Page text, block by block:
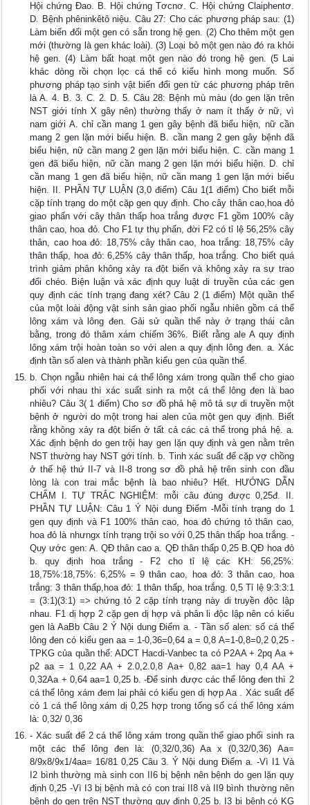
Hội chứng Đao. B. Hội chứng Tơcnơ. C. Hội chứng Claiphentơ.
D. Bệnh phêninkêtô niệu. Câu 27: Cho các phương pháp sau: (1)
Làm biến đổi một gen có sẵn trong hệ gen. (2) Cho thêm một gen
mới (thường là gen khác loài). (3) Loại bỏ một gen nào đó ra khỏi
hệ gen. (4) Làm bất hoạt một gen nào đó trong hệ gen. (5 Lai
khác dòng rồi chọn lọc cá thể có kiểu hình mong muốn. Số
phương pháp tạo sinh vật biến đổi gen từ các phương pháp trên
là A. 4. B. 3. C. 2. D. 5. Câu 28: Bệnh mù màu (do gen lặn trên
NST giới tính X gây nên) thường thấy ở nam ít thấy ở nữ, vì
nam giới A. chỉ cần mang 1 gen gây bệnh đã biểu hiện, nữ cần
mang 2 gen lặn mới biểu hiện. B. cần mang 2 gen gây bệnh đã
biểu hiện, nữ cần mang 2 gen lặn mới biểu hiện. C. cần mang 1
gen đã biểu hiện, nữ cần mang 2 gen lặn mới biểu hiện. D. chỉ
cần mang 1 gen đã biểu hiện, nữ cần mang 1 gen lặn mới biểu
hiện. II. PHẦN TỰ LUẬN (3,0 điểm) Câu 1(1 điểm) Cho biết mỗi
cặp tính trạng do một cặp gen quy định. Cho cây thân cao,hoa đỏ
giao phấn với cây thân thấp hoa trắng được F1 gồm 100% cây
thân cao, hoa đỏ. Cho F1 tự thụ phấn, đời F2 có tỉ lệ 56,25% cây
thân, cao hoa đỏ: 18,75% cây thân cao, hoa trắng: 18,75% cây
thân thấp, hoa đỏ: 6,25% cây thân thấp, hoa trắng. Cho biết quá
trình giảm phân không xảy ra đột biến và không xảy ra sự trao
đổi chéo. Biện luận và xác định quy luật di truyền của các gen
quy định các tính trạng đang xét? Câu 2 (1 điểm) Một quần thể
của một loài động vật sinh sản giao phối ngẫu nhiên gồm cá thể
lông xám và lông đen. Gải sử quần thể này ở trạng thái cân
bằng, trong đó thâm xám chiếm 36%. Biết rằng ale A quy định
lông xám trội hoàn toàn so với alen a quy định lông đen. a. Xác
định tần số alen và thành phần kiểu gen của quần thể.
b. Chọn ngẫu nhiên hai cá thể lông xám trong quần thể cho giao
phối với nhau thì xác suất sinh ra một cá thể lông đen là bao
nhiêu? Câu 3( 1 điểm) Cho sơ đồ phả hệ mô tả sự di truyền một
bệnh ở người do một trong hai alen của một gen quy định. Biết
rằng không xảy ra đột biến ở tất cả các cá thể trong phả hệ. a.
Xác định bệnh do gen trội hay gen lặn quy định và gen nằm trên
NST thường hay NST gới tính. b. Tinh xác suất để cặp vợ chồng
ở thế hệ thứ II-7 và II-8 trong sơ đồ phả hệ trên sinh con đầu
lòng là con trai mắc bệnh là bao nhiêu? Hết. HƯỚNG DẪN
CHẤM I. TỰ TRẮC NGHIỆM: mỗi câu đúng được 0,25đ. II.
PHẦN TỰ LUẬN: Câu 1 Ý Nội dung Điểm -Mỗi tính trạng do 1
gen quy định và F1 100% thân cao, hoa đỏ chứng tỏ thân cao,
hoa đỏ là nhưngx tính trạng trội so với 0,25 thân thấp hoa trắng. -
Quy ước gen: A. QĐ thân cao a. QĐ thân thấp 0,25 B.QĐ hoa đỏ
b. quy định hoa trắng - F2 cho tỉ lệ các KH: 56,25%:
18,75%:18,75%: 6,25% = 9 thân cao, hoa đỏ: 3 thân cao, hoa
trắng: 3 thân thấp,hoa đỏ: 1 thân thấp, hoa trắng. 0,5 Tỉ lệ 9:3:3:1
= (3:1)(3:1) => chứng tỏ 2 cặp tính trạng này di truyền độc lập
nhau. F1 dị hợp 2 cặp gen dị hợp và phân li độc lập nên có kiểu
gen là AaBb Câu 2 Ý Nội dung Điểm a. - Tần số alen: số cá thể
lông đen có kiểu gen aa = 1-0,36=0,64 a = 0,8 A=1-0,8=0,2 0,25 -
TPKG của quần thể: ADCT Hacdi-Vanbec ta có P2AA + 2pq Aa +
p2 aa = 1 0,22 AA + 2.0,2.0,8 Aa+ 0,82 aa=1 hay 0,4 AA +
0,32Aa + 0,64 aa=1 0,25 b. -Để sinh được các thể lông đen thì 2
cá thể lông xám đem lai phải có kiểu gen dị hợp Aa . Xác suất để
có 1 cá thể lông xám dị 0,25 hợp trong tổng số cá thể lông xám
là: 0,32/ 0,36
- Xác suất để 2 cá thể lông xám trong quần thể giao phối sinh ra
một các thể lông đen là: (0,32/0,36) Aa x (0,32/0,36) Aa=
8/9x8/9x1/4aa= 16/81 0,25 Câu 3. Ý Nội dung Điểm a. -Vì I1 Và
I2 bình thường mà sinh con II6 bị bệnh nên bệnh do gen lặn quy
định 0,25 -Vì I3 bị bệnh mà có con trai II8 và II9 bình thường nên
bệnh do gen trên NST thường quy định 0,25 b. I3 bị bệnh có KG